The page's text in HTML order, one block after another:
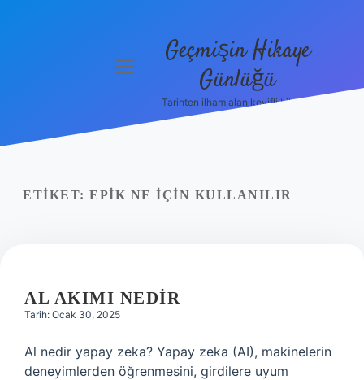
menüyü
Geçmişin Hikaye
Günlüğü
Tarihten ilham alan keyifli bilgiler!
ETIKET: EPIK NE IÇIN KULLANILIR
AL AKIMI NEDIR
Tarih: Ocak 30, 2025
Al nedir yapay zeka? Yapay zeka (AI), makinelerin
deneyimlerden öğrenmesini, girdilere uyum